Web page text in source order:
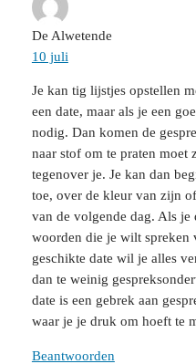
De Alwetende
10 juli
Je kan tig lijstjes opstellen
een date, maar als je een
nodig. Dan komen de
naar stof om te praten moet
tegenover je. Je kan dan
toe, over de kleur van zijn
van de volgende dag. Als je
woorden die je wilt spreken
geschikte date wil je alles
dan te weinig
date is een gebrek aan
waar je je druk om hoeft te
Beantwoorden